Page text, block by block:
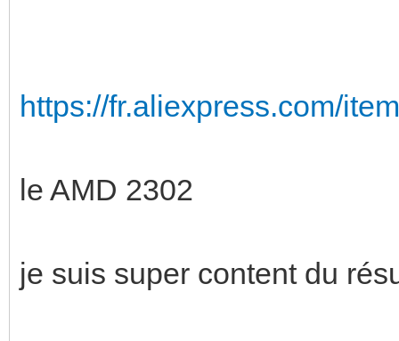
https://fr.aliexpress.com/
le AMD 2302
je suis super content du